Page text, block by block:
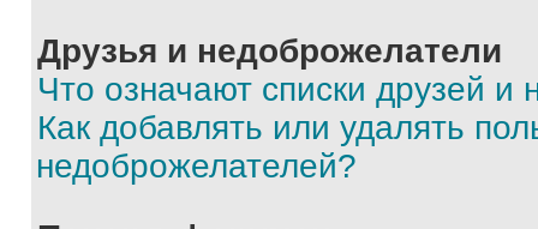
Друзья и недоброжелатели
Что означают списки друзей и
Как добавлять или удалять
недоброжелателей?